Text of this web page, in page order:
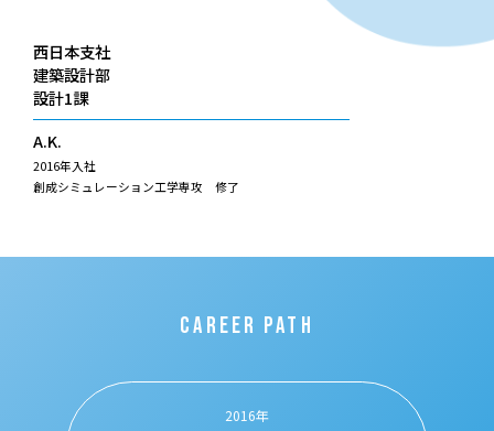
西日本支社
建築設計部
設計1課
A.K.
2016年入社
創成シミュレーション工学専攻 修了
CAREER PATH
2016年